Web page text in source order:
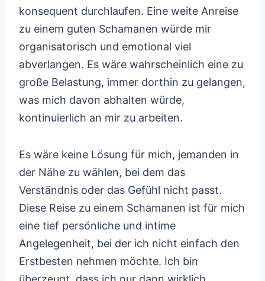
konsequent durchlaufen. Eine weite Anreise
zu einem guten Schamanen würde mir
organisatorisch und emotional viel
abverlangen. Es wäre wahrscheinlich eine zu
große Belastung, immer dorthin zu gelangen,
was mich davon abhalten würde,
kontinuierlich an mir zu arbeiten.
Es wäre keine Lösung für mich, jemanden in
der Nähe zu wählen, bei dem das
Verständnis oder das Gefühl nicht passt.
Diese Reise zu einem Schamanen ist für mich
eine tief persönliche und intime
Angelegenheit, bei der ich nicht einfach den
Erstbesten nehmen möchte. Ich bin